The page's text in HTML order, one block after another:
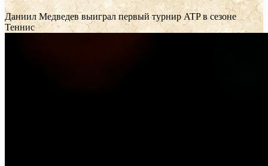
Даниил Медведев выиграл первый турнир ATP в сезоне
Теннис